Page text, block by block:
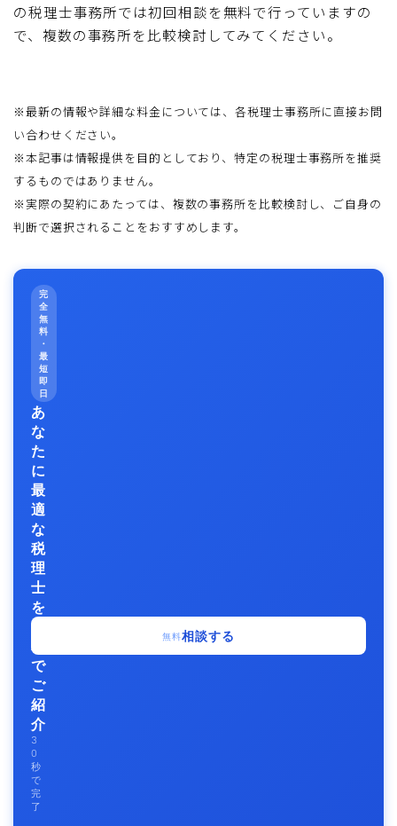
の税理士事務所では初回相談を無料で行っていますの
で、複数の事務所を比較検討してみてください。
※最新の情報や詳細な料金については、各税理士事務所に直接お問
い合わせください。
※本記事は情報提供を目的としており、特定の税理士事務所を推奨
するものではありません。
※実際の契約にあたっては、複数の事務所を比較検討し、ご自身の
判断で選択されることをおすすめします。
完
全
無
料
・
最
短
即
日
あ
な
た
に
最
適
な
税
理
士
を
無
料
で
ご
紹
介
3
0
秒
で
完
了
無料相談する